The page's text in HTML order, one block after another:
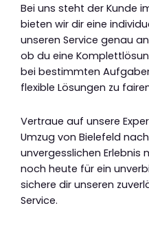
Bei uns steht der Kunde
bieten wir dir eine
unseren Service genau
ob du eine
bei bestimmten
flexible Lösungen zu
Vertraue auf unsere
Umzug von Bielefeld
unvergesslichen Erlebnis
noch heute für ein
sichere dir unseren
Service.